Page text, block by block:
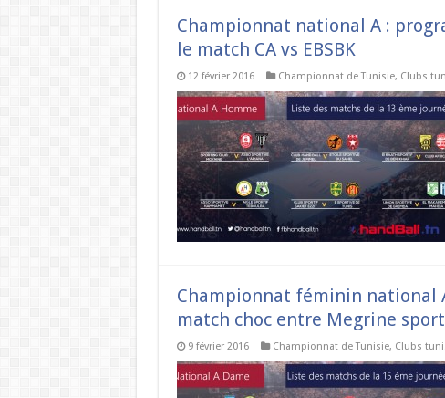
Championnat national A :
le match CA vs EBSBK
12 février 2016 Championnat de Tunisie, Clubs
Championnat féminin national
match choc entre Megrine sport
9 février 2016 Championnat de Tunisie, Clubs